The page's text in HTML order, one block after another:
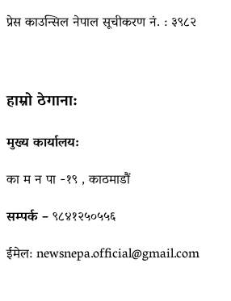
प्रेस काउन्सिल नेपाल सूचीकरण नं. : ३९८२
हाम्रो ठेगाना:
मुख्य कार्यालय:
का म न पा -१९ , काठमाडौं
सम्पर्क –९८४१२५०५५६
ईमेल: newsnepa.official@gmail.com